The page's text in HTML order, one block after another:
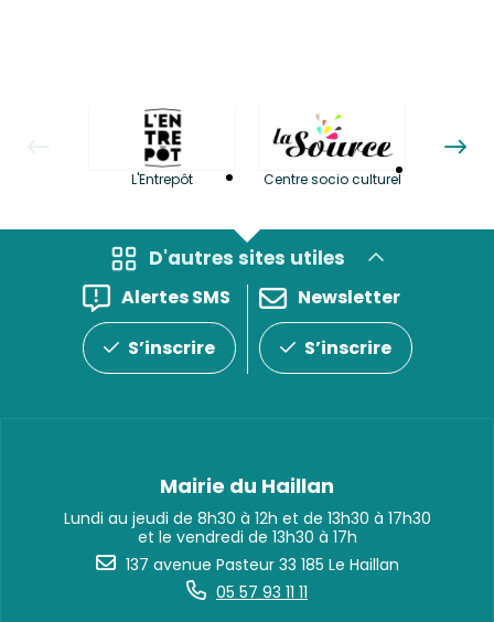
L'Entrepôt Centre socio culturel
D'autres sites utiles
Alertes SMS
S’inscrire
Newsletter
S’inscrire
Mairie du Haillan
Lundi au jeudi de 8h30 à 12h et de 13h30 à 17h30
et le vendredi de 13h30 à 17h
137 avenue Pasteur 33 185 Le Haillan
05 57 93 11 11